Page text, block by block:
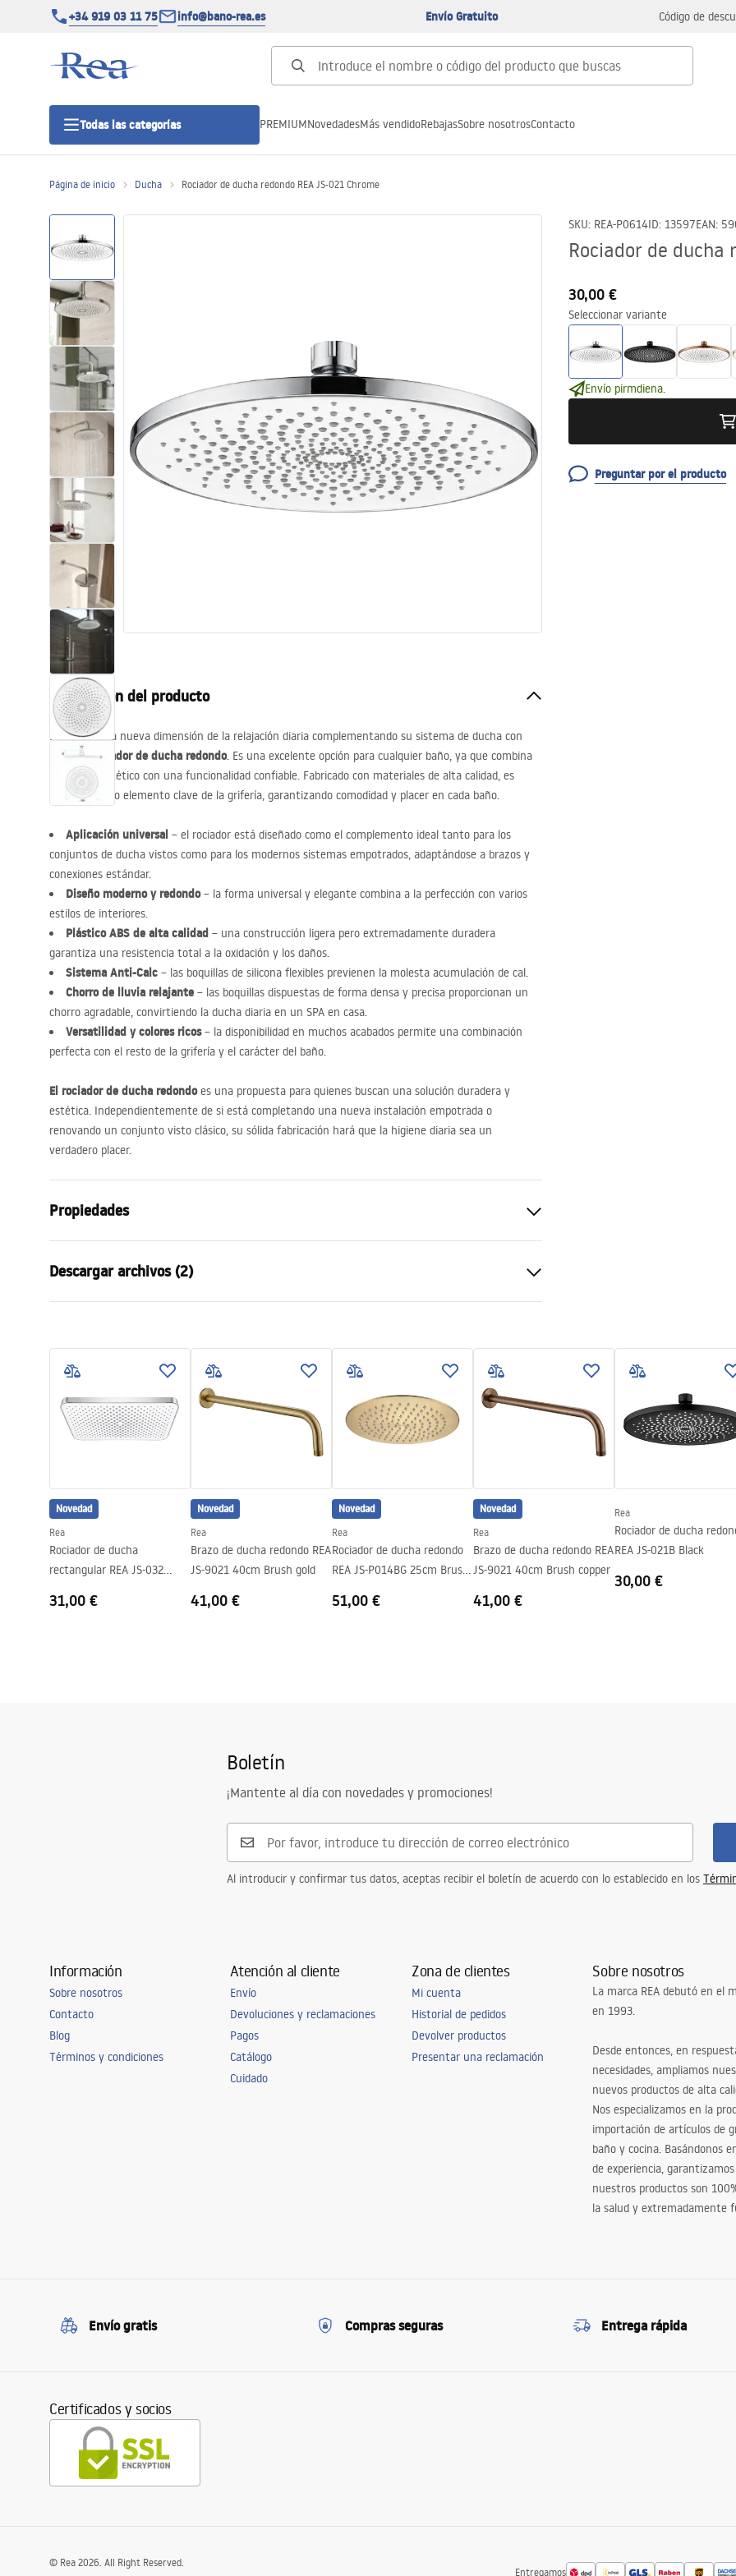
+34 919 03 11 75 info@bano-rea.es Envío Gratuito Código de
Todas las categorías
Puertas de ducha
Platos de ducha
Drenajes lineales
Inodoro, Bidé
Lavabos
Bañeras y mamparas
Ducha
Cocina
Accesorios de baño
PREMIUMNovedadesMás vendidoRebajasSobre nosotrosContacto
Página de inicio Ducha Rociador de ducha redondo REA JS-021 Chrome
SKU: REA-P0614ID: 13597EAN:
Rociador de ducha
30,00 €
Seleccionar variante
Envío pirmdiena.
Preguntar por el producto
Descripción del producto
Descubra una nueva dimensión de la relajación diaria complementando su sistema de ducha con
nuestrorociador de ducha redondo. Es una excelente opción para cualquier baño, ya que combina
un diseño estético con una funcionalidad confiable. Fabricado con materiales de alta calidad, es
perfecto como elemento clave de la grifería, garantizando comodidad y placer en cada baño.
Aplicación universal – el rociador está diseñado como el complemento ideal tanto para los
conjuntos de ducha vistos como para los modernos sistemas empotrados, adaptándose a brazos y
conexiones estándar.
Diseño moderno y redondo– la forma universal y elegante combina a la perfección con varios
estilos de interiores.
PlásticoABS de alta calidad – una construcción ligera pero extremadamente duradera
garantiza una resistencia total a la oxidación y los daños.
Sistema Anti-Calc – las boquillas de silicona flexibles previenen la molesta acumulación de cal.
Chorro de lluvia relajante – las boquillas dispuestas de forma densa y precisa proporcionan un
chorro agradable, convirtiendo la ducha diaria en un SPA en casa.
Versatilidad y colores ricos– la disponibilidad en muchos acabados permite una combinación
perfecta con el resto de la grifería y el carácter del baño.
El rociador de ducha redondoes una propuesta para quienes buscan una solución duradera y
estética. Independientemente de si está completando una nueva instalación empotrada o
renovando un conjunto visto clásico, su sólida fabricación hará que la higiene diaria sea un
verdadero placer.
Propiedades
Material
Método de instalación
Atornillado
Garantía
2 años
Descargar archivos (2)
Warranty_Terms_and_Conditions_
Accessories_-_24.pdf
Novedad
Rea
Rociador de ducha
rectangular REA JS-032
31,00 €
Novedad
Rea
Brazo de ducha redondo REA
JS-9021 40cm Brush gold
41,00 €
Novedad
Rea
Rociador de ducha redondo
REA JS-P014BG 25cm Brush
51,00 €
Novedad
Rea
Brazo de ducha redondo REA
JS-9021 40cm Brush copper
41,00 €
Rea
Rociador de ducha
REA JS-021B Black
30,00 €
Boletín
¡Mantente al día con novedades y promociones!
Al introducir y confirmar tus datos, aceptas recibir el boletín de acuerdo con lo establecido en los
Información
Sobre nosotros
Contacto
Blog
Términos y condiciones
Atención al cliente
Envío
Devoluciones y reclamaciones
Pagos
Catálogo
Cuidado
Zona de clientes
Mi cuenta
Historial de pedidos
Devolver productos
Presentar una reclamación
Sobre nosotros
La marca REA debutó en el
en 1993.
Desde entonces, en
necesidades, ampliamos
nuevos productos de alta
Nos especializamos en la
importación de artículos de
baño y cocina. Basándonos
de experiencia,
nuestros productos son
la salud y extremadamente
Envío gratis Compras seguras Entrega rápida
Certificados y socios
Entregamos
© Rea 2026. All Right Reserved.